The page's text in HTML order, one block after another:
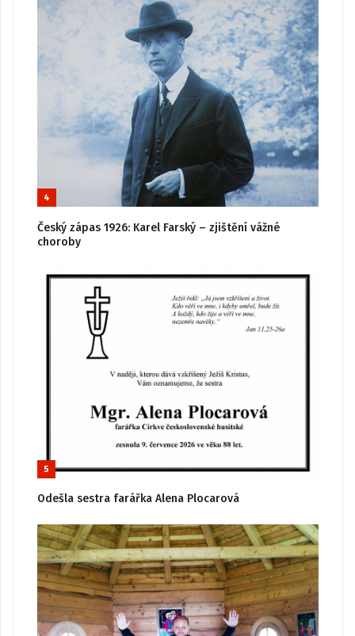
4
Český zápas 1926: Karel Farský – zjištění vážné
choroby
5
Odešla sestra farářka Alena Plocarová